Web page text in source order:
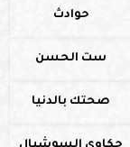
حوادث
ست الحسن
صحتك بالدنيا